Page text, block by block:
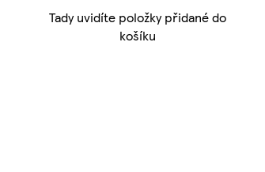
Tady uvidíte položky přidané do
košíku